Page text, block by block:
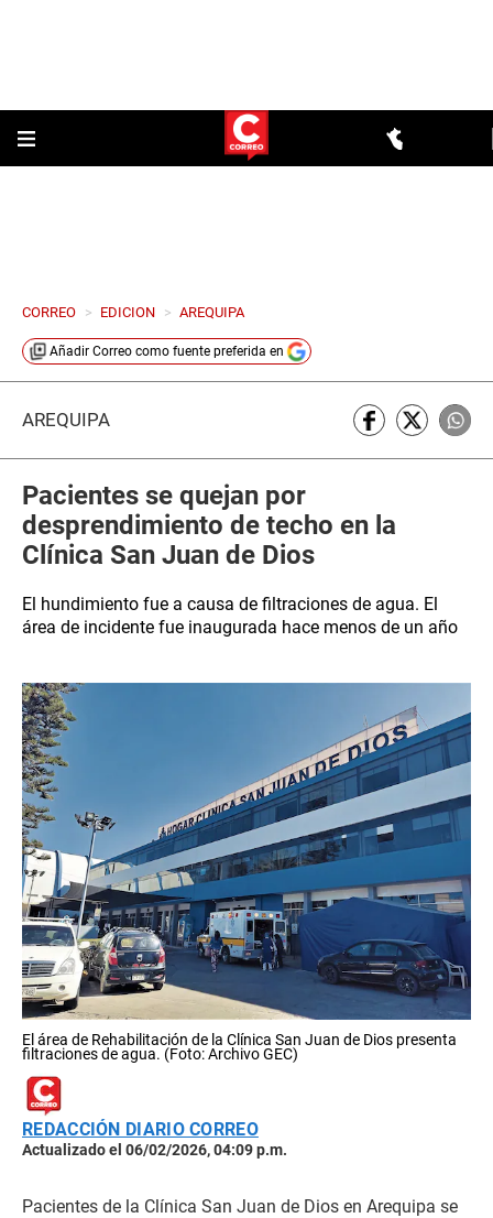
CORREO > EDICION > AREQUIPA
Añadir Correo como fuente preferida en
AREQUIPA
Pacientes se quejan por
desprendimiento de techo en la
Clínica San Juan de Dios
El hundimiento fue a causa de filtraciones de agua. El
área de incidente fue inaugurada hace menos de un año
El área de Rehabilitación de la Clínica San Juan de Dios presenta
filtraciones de agua. (Foto: Archivo GEC)
REDACCIÓN DIARIO CORREO
Actualizado el 06/02/2026, 04:09 p.m.
Pacientes de la Clínica San Juan de Dios en Arequipa se